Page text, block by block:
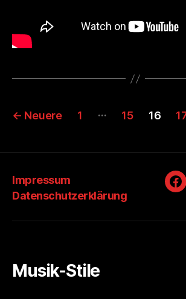
Beiträge
← Neuere 1 … 15 16
Impressum
Datenschutzerklärung
Musik-Stile